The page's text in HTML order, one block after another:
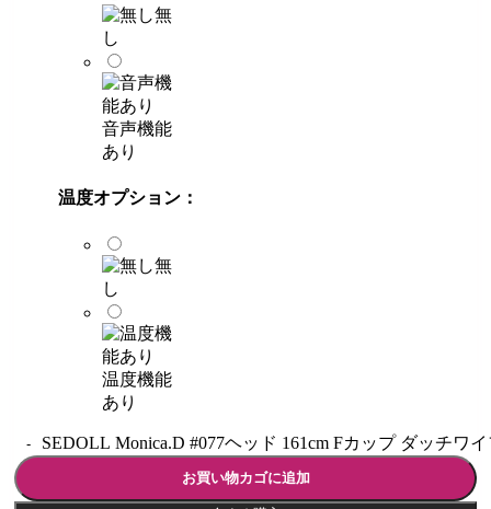
無
し
音声機能
あり
温度オプション：
無
し
温度機能
あり
SEDOLL Monica.D #077ヘッド 161cm Fカップ ダッチワ
お買い物カゴに追加